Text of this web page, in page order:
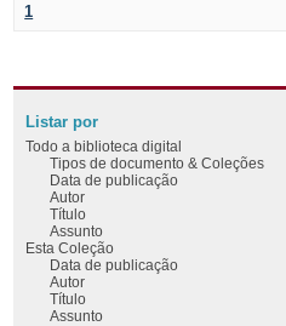
1
Listar por
Todo a biblioteca digital
Tipos de documento & Coleções
Data de publicação
Autor
Título
Assunto
Esta Coleção
Data de publicação
Autor
Título
Assunto